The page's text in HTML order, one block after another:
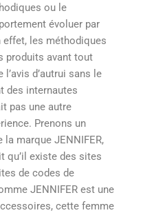
ou le
évoluer par
effet, les méthodiques
produits avant tout
d’autrui sans le
des internautes
pas une autre
Prenons un
marque JENNIFER,
qu’il existe des sites
de codes de
JENNIFER est une
cette femme